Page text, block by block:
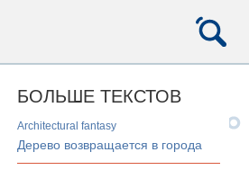
БОЛЬШЕ ТЕКСТОВ
architectural fantasy
Дерево возвращается в города